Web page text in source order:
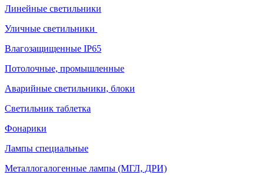
Линейные светильники
Уличные светильники
Влагозащищенные IP65
Потолочные, промышленные
Аварийные светильники, блоки
Светильник таблетка
Фонарики
Лампы специальные
Металлогалогенные лампы (МГЛ, ДРИ)